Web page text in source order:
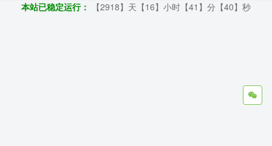
本站已稳定运行：
【2918】天【16】小时【41】分【41】秒